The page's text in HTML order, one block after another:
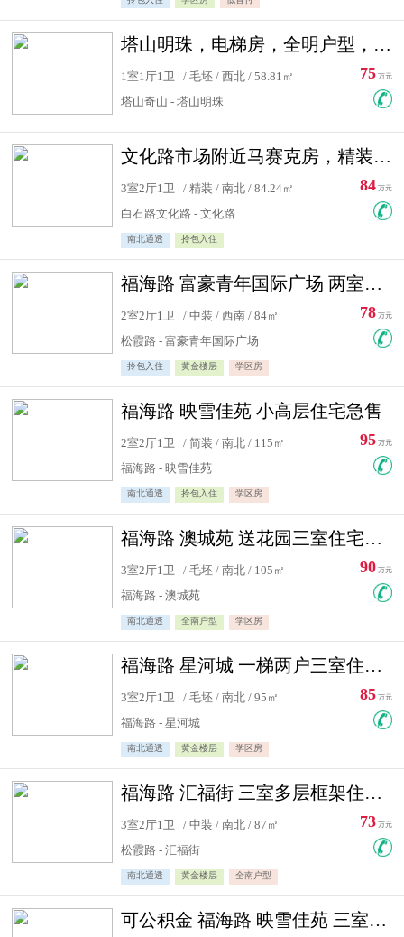
塔山明珠，电梯房，全明户型，视野好，毛坯房，看房有钥匙
1室1厅1卫 | / 毛坯 / 西北 / 58.81㎡
塔山奇山 - 塔山明珠
75 万元
文化路市场附近马赛克房，精装修三居室，南北通透，实用面积大
3室2厅1卫 | / 精装 / 南北 / 84.24㎡
白石路文化路 - 文化路
南北通透 拎包入住
84 万元
福海路 富豪青年国际广场 两室住宅急售
2室2厅1卫 | / 中装 / 西南 / 84㎡
松霞路 - 富豪青年国际广场
拎包入住 黄金楼层 学区房
78 万元
福海路 映雪佳苑 小高层住宅急售
2室2厅1卫 | / 简装 / 南北 / 115㎡
福海路 - 映雪佳苑
南北通透 拎包入住 学区房
95 万元
福海路 澳城苑 送花园三室住宅急售
3室2厅1卫 | / 毛坯 / 南北 / 105㎡
福海路 - 澳城苑
南北通透 全南户型 学区房
90 万元
福海路 星河城 一梯两户三室住宅急售
3室2厅1卫 | / 毛坯 / 南北 / 95㎡
福海路 - 星河城
南北通透 黄金楼层 学区房
85 万元
福海路 汇福街 三室多层框架住宅急售
3室2厅1卫 | / 中装 / 南北 / 87㎡
松霞路 - 汇福街
南北通透 黄金楼层 全南户型
73 万元
可公积金 福海路 映雪佳苑 三室住宅急售送小棚